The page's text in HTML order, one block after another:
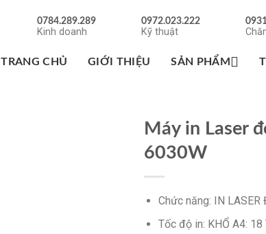
0784.289.289
Kinh doanh
0972.023.222
Kỹ thuật
TRANG CHỦ GIỚI THIỆU SẢN PHẨM
Máy in Laser
6030W
Chức năng: IN LASER
Tốc độ in: KHỔ A4: 18